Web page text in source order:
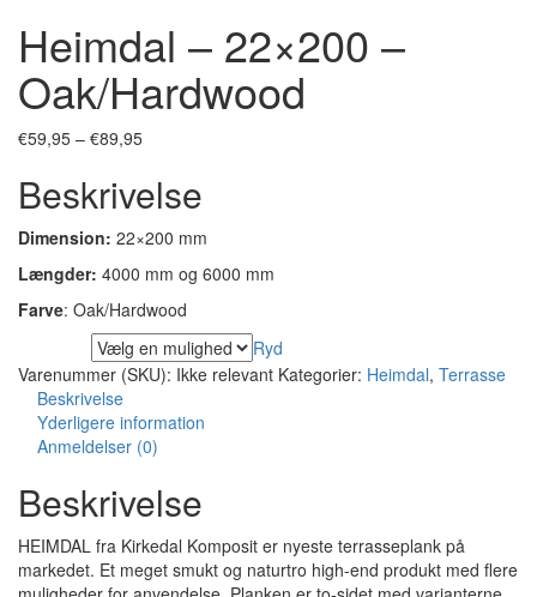
Heimdal – 22×200 –
Oak/Hardwood
€59,95 – €89,95Prisinterval:
til
€89,95
Beskrivelse
Dimension: 22×200 mm
Længder: 4000 mm og 6000 mm
Farve: Oak/Hardwood
Ryd
Varenummer (SKU): Ikke relevant Kategorier: Heimdal, Terrasse
Beskrivelse
Yderligere information
Anmeldelser (0)
Beskrivelse
HEIMDAL fra Kirkedal Komposit er nyeste terrasseplank på
markedet. Et meget smukt og naturtro high-end produkt med flere